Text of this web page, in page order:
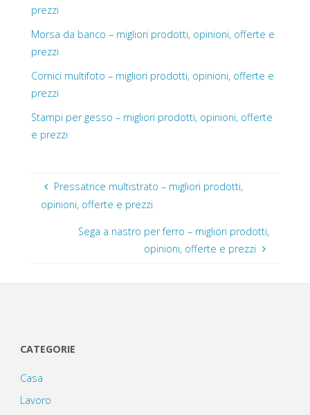
prezzi
Morsa da banco – migliori prodotti, opinioni, offerte e
prezzi
Cornici multifoto – migliori prodotti, opinioni, offerte e
prezzi
Stampi per gesso – migliori prodotti, opinioni, offerte
e prezzi
Pressatrice multistrato – migliori prodotti,
opinioni, offerte e prezzi
Sega a nastro per ferro – migliori prodotti,
opinioni, offerte e prezzi
CATEGORIE
Casa
Lavoro